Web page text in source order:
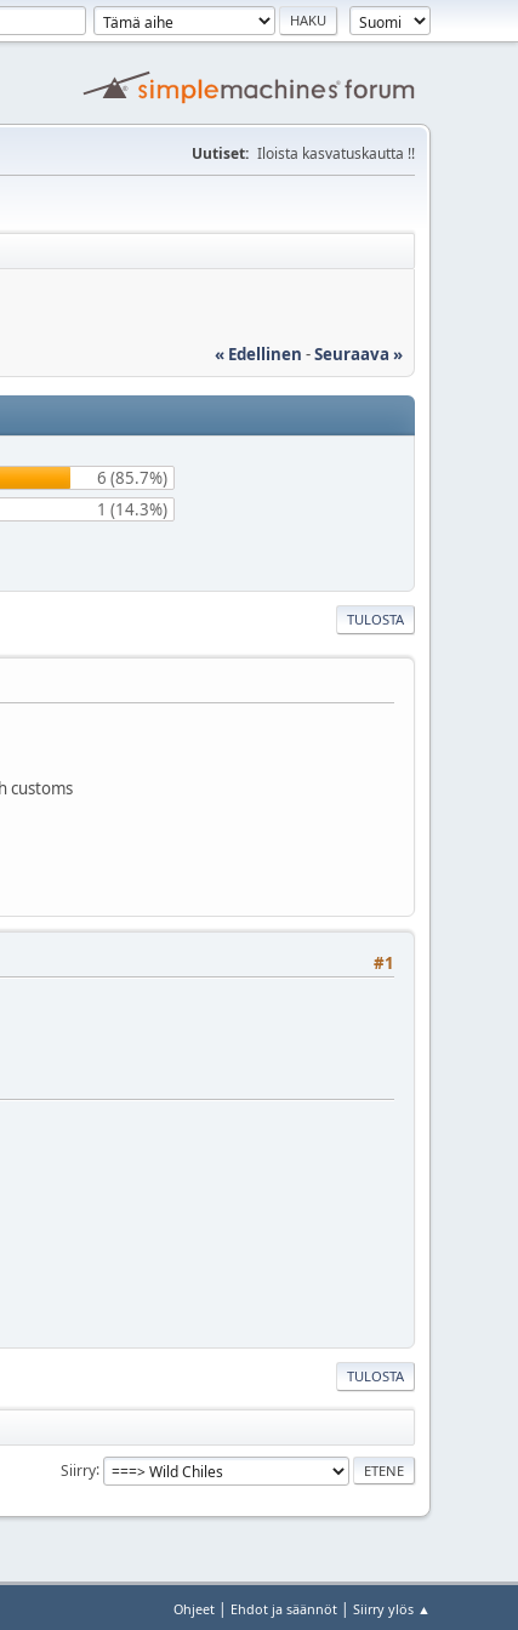
Uutiset: Iloista kasvatuskautta !!
« Edellinen -Seuraava »
6 (85.7%)
1 (14.3%)
TULOSTA
customs
#1
TULOSTA
Siirry
Ohjeet | Ehdot ja säännöt | Siirry ylös ▲